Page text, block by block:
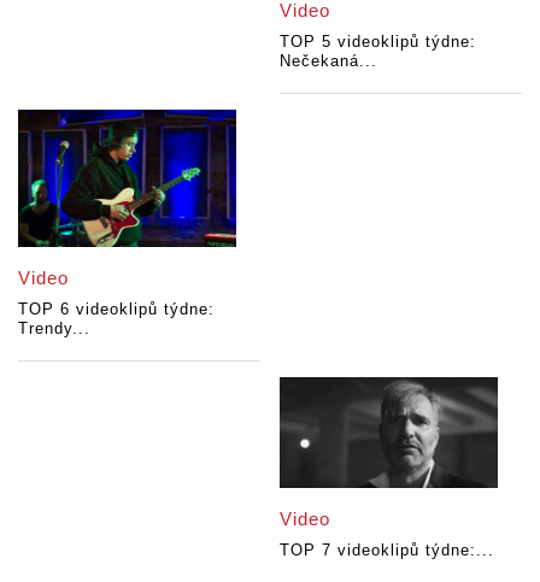
Video
TOP 5 videoklipů týdne:
Nečekaná...
Video
TOP 6 videoklipů týdne:
Trendy...
Video
TOP 7 videoklipů týdne:...